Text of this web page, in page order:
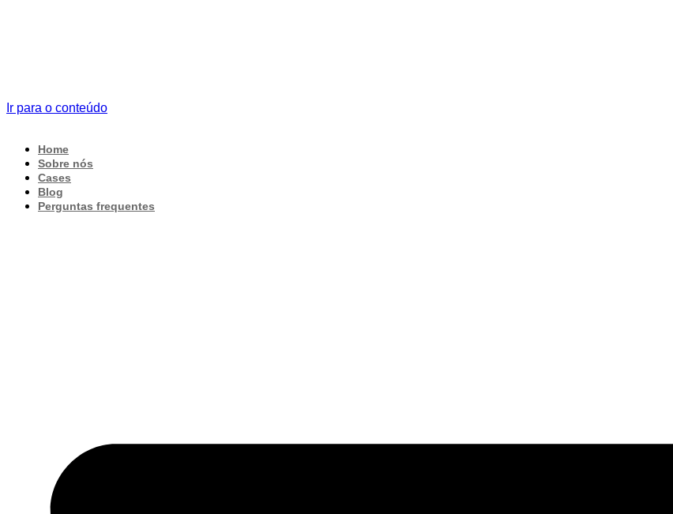
Ir para o conteúdo
Home
Sobre nós
Cases
Blog
Perguntas frequentes